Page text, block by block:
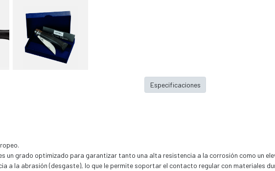
un grado optimizado para garantizar tanto una alta resistencia a la corrosión como un
a la abrasión (desgaste), lo que le permite soportar el contacto regular con materiales
Especificaciones